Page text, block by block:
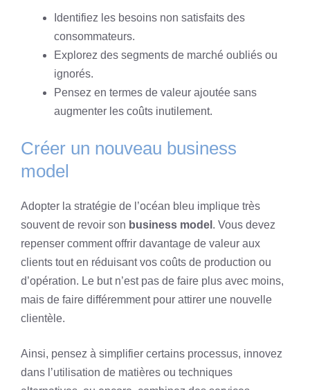
Identifiez les besoins non satisfaits des
consommateurs.
Explorez des segments de marché oubliés ou
ignorés.
Pensez en termes de valeur ajoutée sans
augmenter les coûts inutilement.
Créer un nouveau business
model
Adopter la stratégie de l’océan bleu implique très
souvent de revoir son business model . Vous devez
repenser comment offrir davantage de valeur aux
clients tout en réduisant vos coûts de production ou
d’opération. Le but n’est pas de faire plus avec moins,
mais de faire différemment pour attirer une nouvelle
clientèle.
Ainsi, pensez à simplifier certains processus, innovez
dans l’utilisation de matières ou techniques